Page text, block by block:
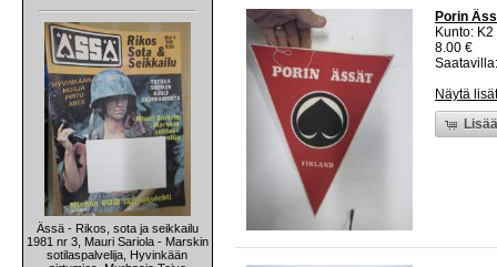
Ässä - Rikos, sota ja seikkailu
1981 nr 3, Mauri Sariola - Marskin
sotilaspalvelija, Hyvinkään
Porin
Kunto:
8.00 €
Näytä